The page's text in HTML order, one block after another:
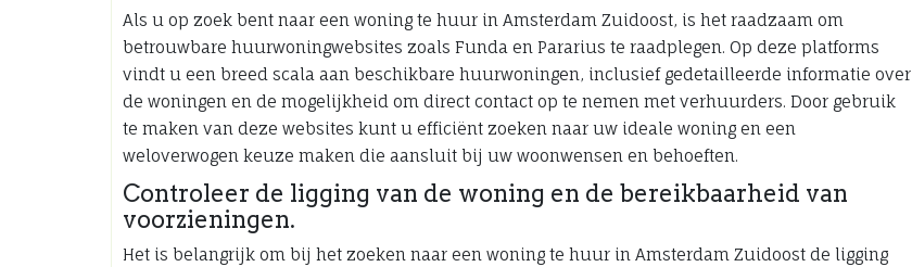
Als u op zoek bent naar een woning te huur in Amsterdam Zuidoost, is het raadzaam om
betrouwbare huurwoningwebsites zoals Funda en Pararius te raadplegen. Op deze platforms
vindt u een breed scala aan beschikbare huurwoningen, inclusief gedetailleerde informatie over
de woningen en de mogelijkheid om direct contact op te nemen met verhuurders. Door gebruik
te maken van deze websites kunt u efficiënt zoeken naar uw ideale woning en een
weloverwogen keuze maken die aansluit bij uw woonwensen en behoeften.
Controleer de ligging van de woning en de bereikbaarheid van
voorzieningen.
Het is belangrijk om bij het zoeken naar een woning te huur in Amsterdam Zuidoost de ligging